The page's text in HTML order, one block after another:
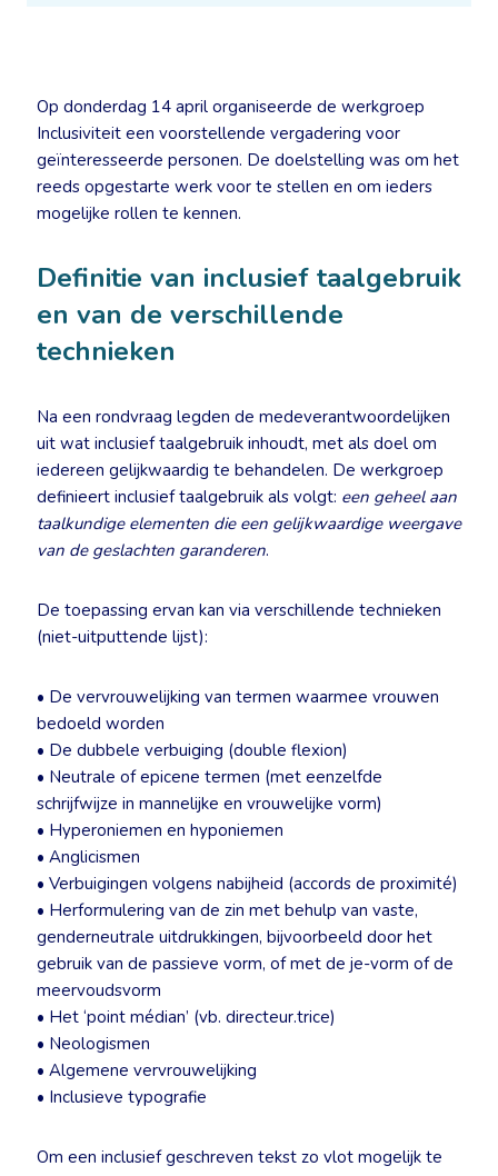
Op donderdag 14 april organiseerde de werkgroep
Inclusiviteit een voorstellende vergadering voor
geïnteresseerde personen. De doelstelling was om het
reeds opgestarte werk voor te stellen en om ieders
mogelijke rollen te kennen.
Definitie van inclusief taalgebruik
en van de verschillende
technieken
Na een rondvraag legden de medeverantwoordelijken
uit wat inclusief taalgebruik inhoudt, met als doel om
iedereen gelijkwaardig te behandelen. De werkgroep
definieert inclusief taalgebruik als volgt: een geheel aan
taalkundige elementen die een gelijkwaardige weergave
van de geslachten garanderen.
De toepassing ervan kan via verschillende technieken
(niet-uitputtende lijst):
• De vervrouwelijking van termen waarmee vrouwen
bedoeld worden
• De dubbele verbuiging (double flexion)
• Neutrale of epicene termen (met eenzelfde
schrijfwijze in mannelijke en vrouwelijke vorm)
• Hyperoniemen en hyponiemen
• Anglicismen
• Verbuigingen volgens nabijheid (accords de proximité)
• Herformulering van de zin met behulp van vaste,
genderneutrale uitdrukkingen, bijvoorbeeld door het
gebruik van de passieve vorm, of met de je-vorm of de
meervoudsvorm
• Het ‘point médian’ (vb. directeur.trice)
• Neologismen
• Algemene vervrouwelijking
• Inclusieve typografie
Om een inclusief geschreven tekst zo vlot mogelijk te